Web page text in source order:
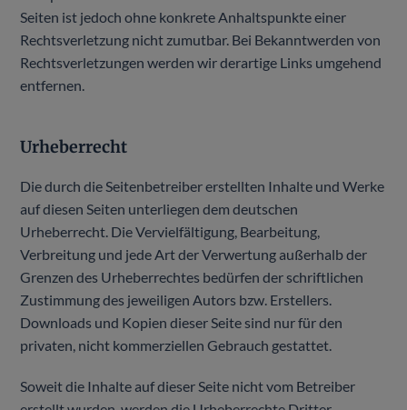
Seiten ist jedoch ohne konkrete Anhaltspunkte einer
Rechtsverletzung nicht zumutbar. Bei Bekanntwerden von
Rechtsverletzungen werden wir derartige Links umgehend
entfernen.
Urheberrecht
Die durch die Seitenbetreiber erstellten Inhalte und Werke
auf diesen Seiten unterliegen dem deutschen
Urheberrecht. Die Vervielfältigung, Bearbeitung,
Verbreitung und jede Art der Verwertung außerhalb der
Grenzen des Urheberrechtes bedürfen der schriftlichen
Zustimmung des jeweiligen Autors bzw. Erstellers.
Downloads und Kopien dieser Seite sind nur für den
privaten, nicht kommerziellen Gebrauch gestattet.
Soweit die Inhalte auf dieser Seite nicht vom Betreiber